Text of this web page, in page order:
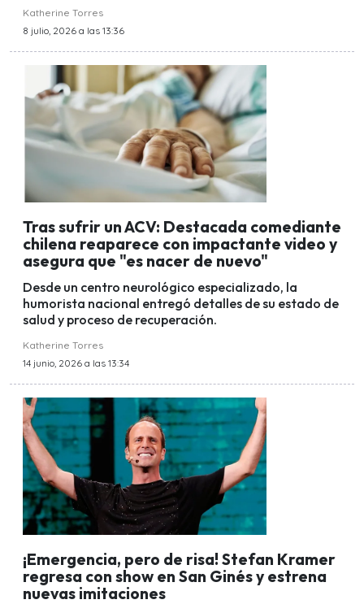
Katherine Torres
8 julio, 2026 a las 13:36
Tras sufrir un ACV: Destacada comediante
chilena reaparece con impactante video y
asegura que "es nacer de nuevo"
Desde un centro neurológico especializado, la
humorista nacional entregó detalles de su estado de
salud y proceso de recuperación.
Katherine Torres
14 junio, 2026 a las 13:34
¡Emergencia, pero de risa! Stefan Kramer
regresa con show en San Ginés y estrena
nuevas imitaciones